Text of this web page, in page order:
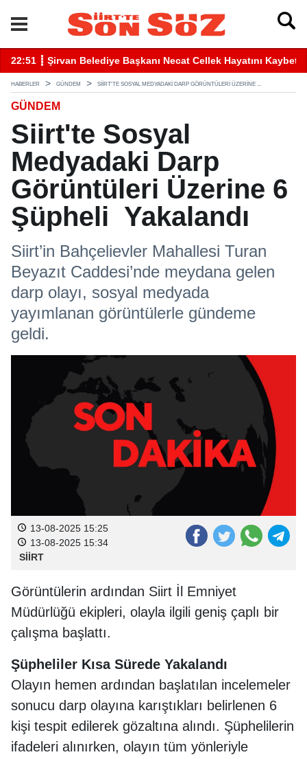
22:41 ┋ Siirt’te Baraj Sularının Yükselmesiyle Mahsur
HABERLER GÜNDEM SIIRT'TE SOSYAL MEDYADAKI DARP GÖRÜNTÜLERI ÜZERINE ...
GÜNDEM
Siirt'te Sosyal
Medyadaki Darp
Görüntüleri Üzerine 6
Şüpheli Yakalandı
Siirt’in Bahçelievler Mahallesi Turan
Beyazıt Caddesi’nde meydana gelen
darp olayı, sosyal medyada
yayımlanan görüntülerle gündeme
geldi.
13-08-2025 15:25
13-08-2025 15:34
SİİRT
Görüntülerin ardından Siirt İl Emniyet
Müdürlüğü ekipleri, olayla ilgili geniş çaplı bir
çalışma başlattı.
Şüpheliler Kısa Sürede Yakalandı
Olayın hemen ardından başlatılan incelemeler
sonucu darp olayına karıştıkları belirlenen 6
kişi tespit edilerek gözaltına alındı. Şüphelilerin
ifadeleri alınırken, olayın tüm yönleriyle